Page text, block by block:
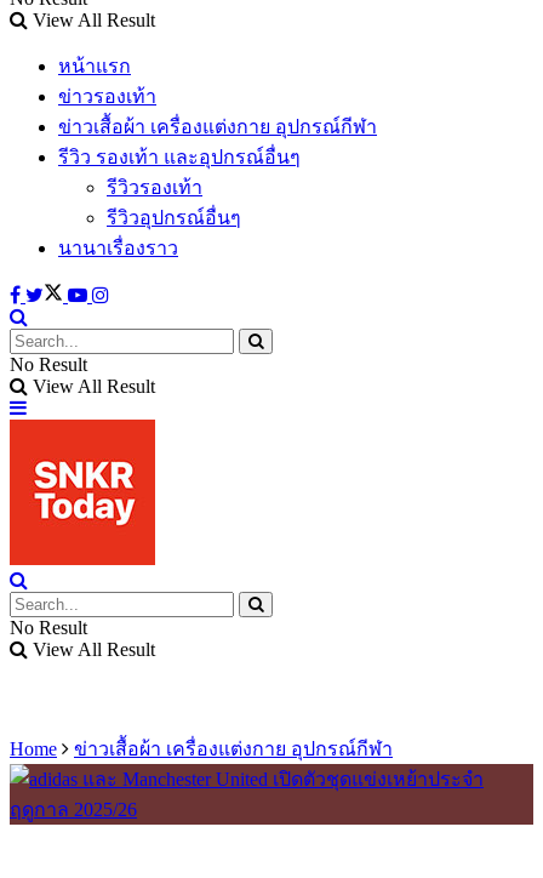
View All Result
หน้าแรก
ข่าวรองเท้า
ข่าวเสื้อผ้า เครื่องแต่งกาย อุปกรณ์กีฬา
รีวิว รองเท้า และอุปกรณ์อื่นๆ
รีวิวรองเท้า
รีวิวอุปกรณ์อื่นๆ
นานาเรื่องราว
No Result
View All Result
No Result
View All Result
Home ข่าวเสื้อผ้า เครื่องแต่งกาย อุปกรณ์กีฬา